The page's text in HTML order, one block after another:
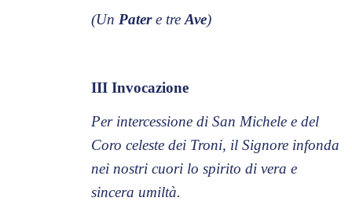
(Un Patere tre Ave)
III Invocazione
Per intercessione di San Michele e del
Coro celeste dei Troni, il Signore infonda
nei nostri cuori lo spirito di vera e
sincera umiltà.